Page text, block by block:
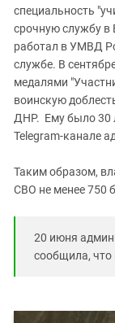
специальность
срочную службу
работал в УМВД
службе. В
медалями
воинскую
ДНР. Ему было 30
Telegram-канале
Таким образом,
СВО не менее 750
20 июня
сообщила, что